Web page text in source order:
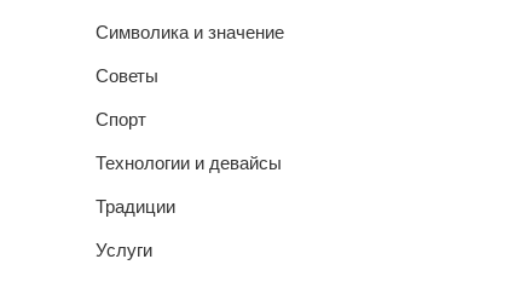
Символика и значение
Советы
Спорт
Технологии и девайсы
Традиции
Услуги